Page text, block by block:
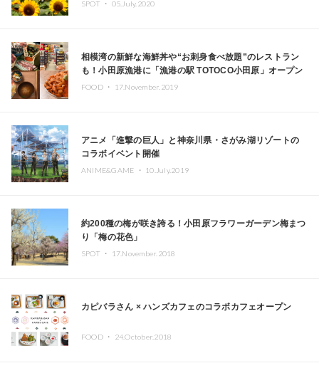
SPOT ・ 05.July.2020
相模湾の新鮮な海鮮丼や“お刺身食べ放題”のレストラン
も！小田原漁港に「漁港の駅 TOTOCO小田原」オープン
FOOD ・ 17.November.2019
アニメ「進撃の巨人」と神奈川県・さがみ湖リゾートの
コラボイベント開催
ANIME&GAME ・ 10.July.2019
約200種の梅が咲き誇る！小田原フラワーガーデン梅まつ
り「梅の花色」
SPOT ・ 17.November.2018
カピバラさん × ハンズカフェのコラボカフェオープン
FOOD ・ 24.October.2018